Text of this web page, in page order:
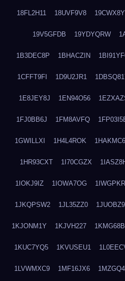
18FL2H11 18UVF9V8
19V5GFDB 19YDYQRW
1B3DEC8P 1BHACZIN
1CFFT9FI 1D9U2JR1
1E8JEY8J 1EN94O56
1FJ0BB6J 1FM8AVFQ
1GWILLXI 1H4L4ROK
1HR93CXT 1I70CGZX
1IOKJ9IZ 1IOWA7OG
1JKQPSW2 1JL35ZZ0
1KJONM1Y 1KJVH227
1KUC7YQ5 1KVUSEU1
1LVWMXC9 1MF16JX6